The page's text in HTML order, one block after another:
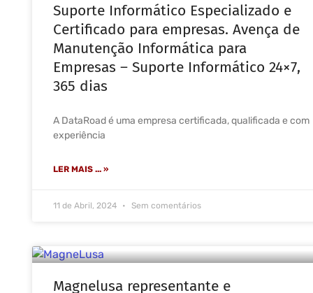
Suporte Informático Especializado e
Certificado para empresas. Avença de
Manutenção Informática para
Empresas – Suporte Informático 24×7,
365 dias
A DataRoad é uma empresa certificada, qualificada e com
experiência
LER MAIS ... »
11 de Abril, 2024 Sem comentários
Magnelusa representante e